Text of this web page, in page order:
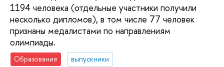
1194 человека (отдельные участники получили
несколько дипломов), в том числе 77 человек
признаны медалистами по направлениям
олимпиады.
Образование
выпускники